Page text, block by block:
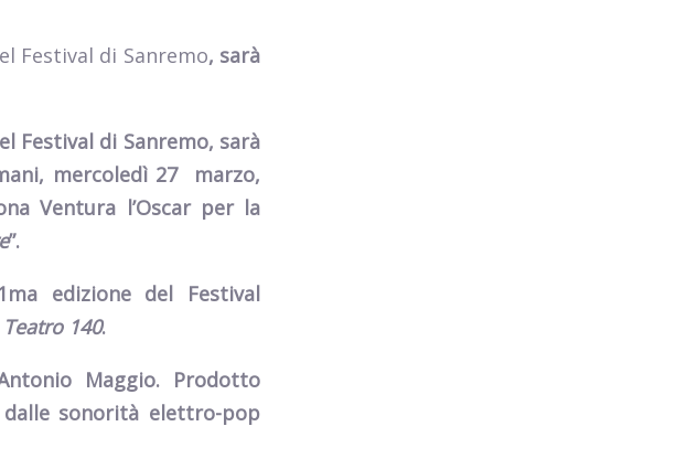
Festival di Sanremo, sarà
Festival di Sanremo, sarà
mercoledì 27
marzo,
Ventura l’Oscar per la
”.
edizione del Festival
Teatro 140.
Maggio.Prodotto
sonorità elettro-pop